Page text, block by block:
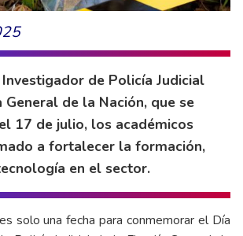
de Policía Judicial
General de la Nación, que se
17 de julio, los académicos
a fortalecer la formación,
en el sector.
solo una fecha para conmemorar el Día